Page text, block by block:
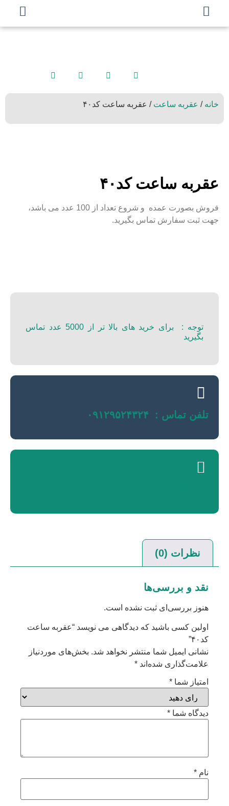
خانه / عقربه ساعت / عقربه ساعت کد۴۰
عقربه ساعت کد۴۰
فروش بصورت عمده و شروع تعداد از 100 عدد می باشد،
جهت ثبت سفارش تماس بگیرید.
توجه : برای خرید های بالا تر از 5000 عدد تماس
بگیرید
تلفن تماس : ۰۹۱۲۹۵۲۴۳۲۴
نظرات (0)
نقد و بررسی‌ها
هنوز بررسی‌ای ثبت نشده است.
اولین کسی باشید که دیدگاهی می نویسد “عقربه ساعت
کد۴۰”
نشانی ایمیل شما منتشر نخواهد شد. بخش‌های موردنیاز
علامت‌گذاری شده‌اند *
امتیاز شما *
دیدگاه شما *
نام *